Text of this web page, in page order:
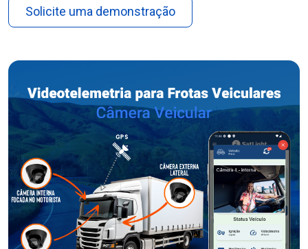
Solicite uma demonstração